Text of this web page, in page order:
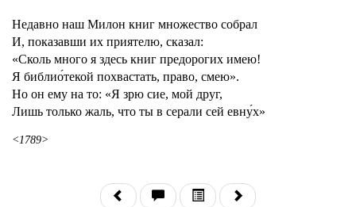
Недавно наш Милон книг множество собрал
И, показавши их приятелю, сказал:
«Сколь много я здесь книг предорогих имею!
Я библио́текой похвастать, право, смею».
Но он ему на то: «Я зрю сие, мой друг,
Лишь только жаль, что ты в серали сей евну́х»
<1789>